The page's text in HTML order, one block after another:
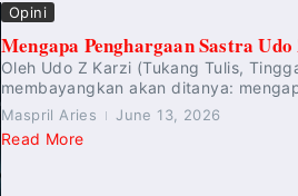
Opini
Mengapa Penghargaan Sastra
Oleh Udo Z Karzi (Tukang Tulis,
membayangkan akan ditanya:
Maspril Aries June 13, 2026
Read More